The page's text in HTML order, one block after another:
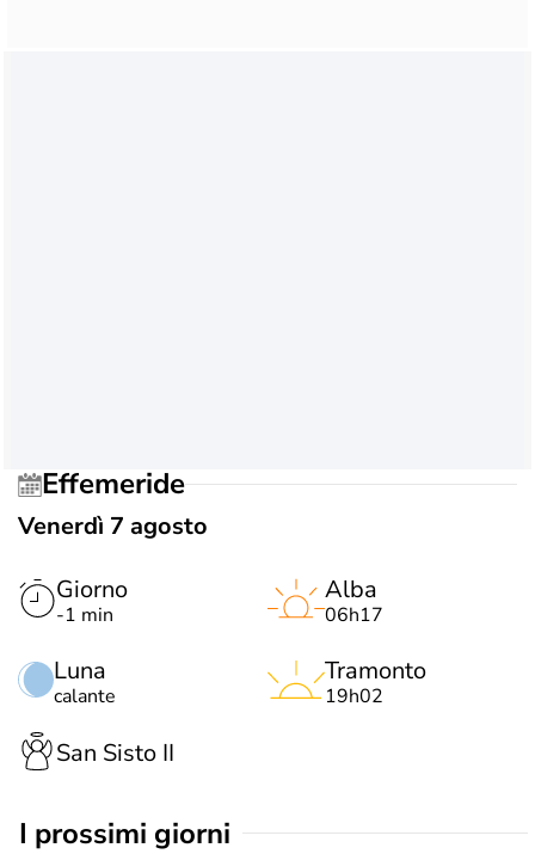
Effemeride
Venerdì 7 agosto
Giorno
-1 min
Luna
calante
Alba
06h17
Tramonto
19h02
San Sisto II
i prossimi giorni